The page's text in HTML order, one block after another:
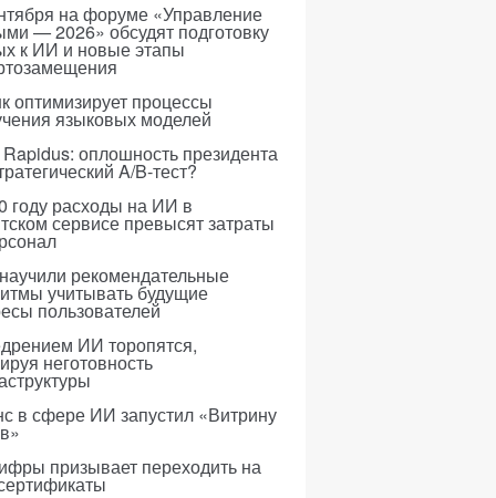
на форуме «Управление
— 2026» обсудят подготовку
к ИИ и новые этапы
оптимизирует процессы
языковых моделей
Rapidus: оплошность президента
A/B-тест?
году расходы на ИИ в
сервисе превысят затраты
рекомендательные
учитывать будущие
пользователей
ИИ торопятся,
неготовность
в сфере ИИ запустил «Витрину
призывает переходить на